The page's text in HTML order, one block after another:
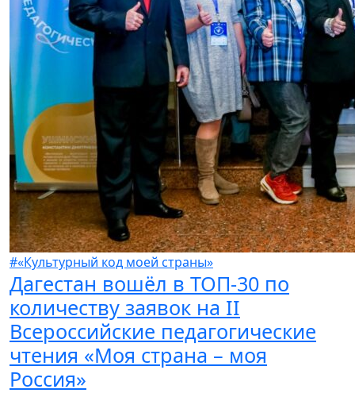
#«Культурный код моей страны»
Дагестан вошёл в ТОП-30 по
количеству заявок на II
Всероссийские педагогические
чтения «Моя страна – моя
Россия»